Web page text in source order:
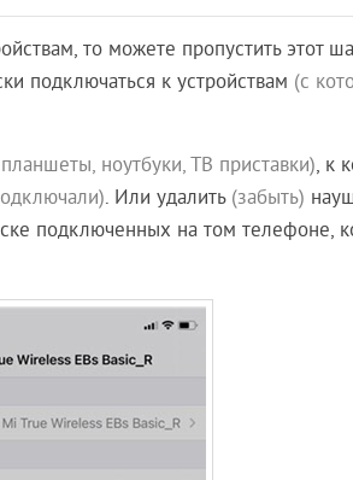
то можете пропустить этот
подключаться к устройствам (с
ноутбуки, ТВ приставки), к
. Или удалить (забыть)
подключенных на том телефоне,